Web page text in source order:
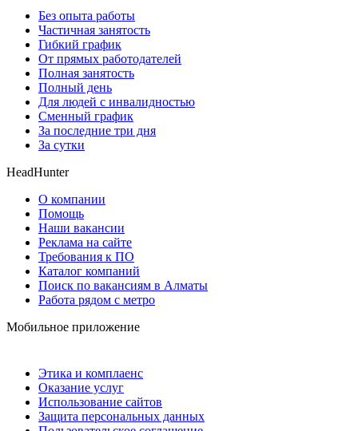
Без опыта работы
Частичная занятость
Гибкий график
От прямых работодателей
Полная занятость
Полный день
Для людей с инвалидностью
Сменный график
За последние три дня
За сутки
HeadHunter
О компании
Помощь
Наши вакансии
Реклама на сайте
Требования к ПО
Каталог компаний
Поиск по вакансиям в Алматы
Работа рядом с метро
Мобильное приложение
Этика и комплаенс
Оказание услуг
Использование сайтов
Защита персональных данных